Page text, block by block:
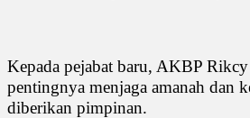
Kepada pejabat baru, AKBP Rikcy
pentingnya menjaga amanah dan
diberikan pimpinan.